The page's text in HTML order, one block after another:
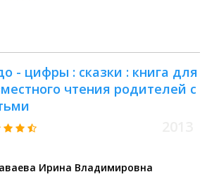
- цифры : сказки : книга для
чтения родителей с
Ирина Владимировна